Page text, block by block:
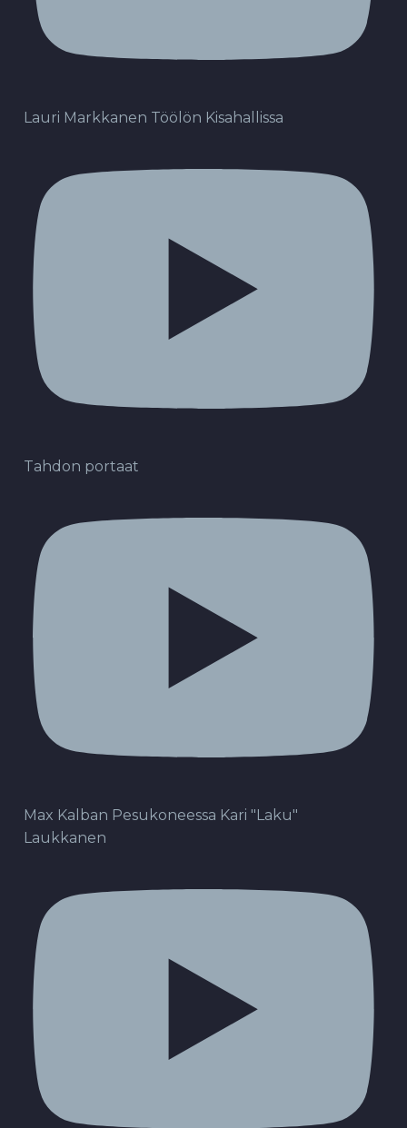
Lauri Markkanen Töölön Kisahallissa
Tahdon portaat
Max Kalban Pesukoneessa Kari "Laku"
Laukkanen